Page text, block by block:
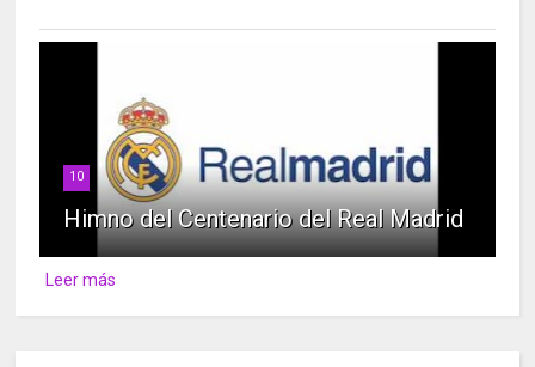
10
Himno del Centenario del Real Madrid
Leer más